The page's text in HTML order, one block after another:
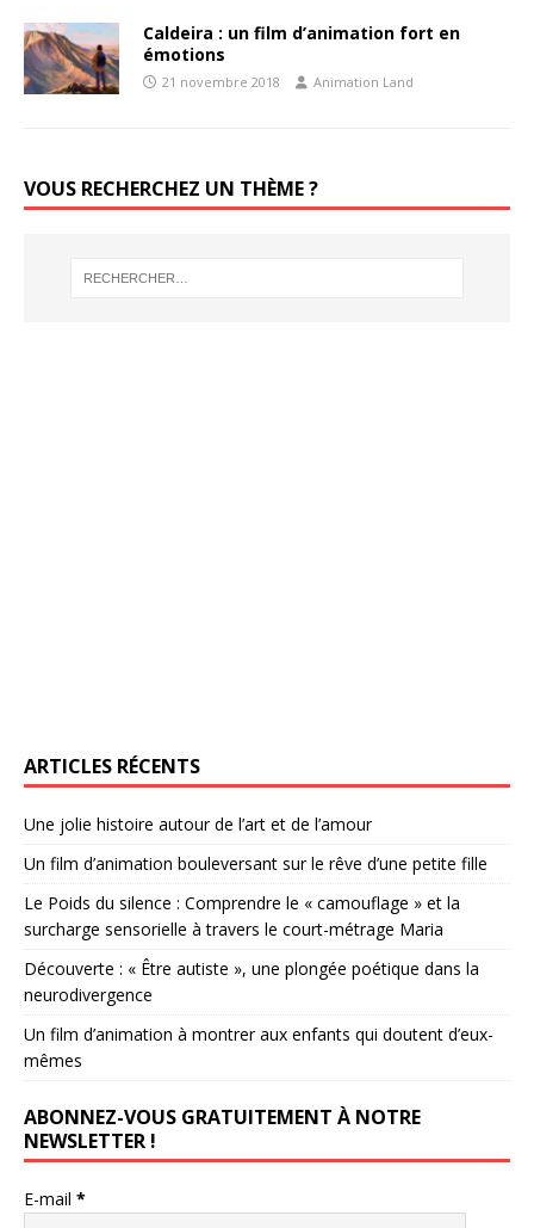
Caldeira : un film d’animation fort en
émotions
21 novembre 2018 Animation Land
VOUS RECHERCHEZ UN THÈME ?
ARTICLES RÉCENTS
Une jolie histoire autour de l’art et de l’amour
Un film d’animation bouleversant sur le rêve d’une petite fille
Le Poids du silence : Comprendre le « camouflage » et la
surcharge sensorielle à travers le court-métrage Maria
Découverte : « Être autiste », une plongée poétique dans la
neurodivergence
Un film d’animation à montrer aux enfants qui doutent d’eux-
mêmes
ABONNEZ-VOUS GRATUITEMENT À NOTRE
NEWSLETTER !
E-mail *